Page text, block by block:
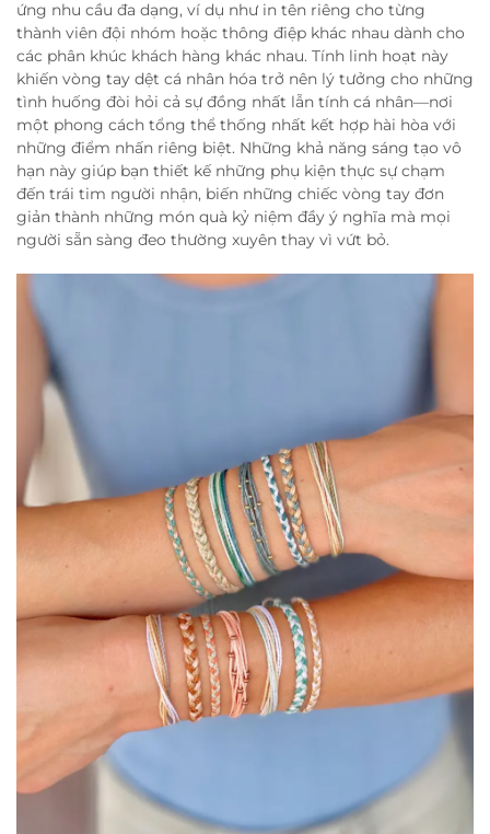
ứng nhu cầu đa dạng, ví dụ như in tên riêng cho từng
thành viên đội nhóm hoặc thông điệp khác nhau dành cho
các phân khúc khách hàng khác nhau. Tính linh hoạt này
khiến vòng tay dệt cá nhân hóa trở nên lý tưởng cho những
tình huống đòi hỏi cả sự đồng nhất lẫn tính cá nhân—nơi
một phong cách tổng thể thống nhất kết hợp hài hòa với
những điểm nhấn riêng biệt. Những khả năng sáng tạo vô
hạn này giúp bạn thiết kế những phụ kiện thực sự chạm
đến trái tim người nhận, biến những chiếc vòng tay đơn
giản thành những món quà kỷ niệm đầy ý nghĩa mà mọi
người sẵn sàng đeo thường xuyên thay vì vứt bỏ.